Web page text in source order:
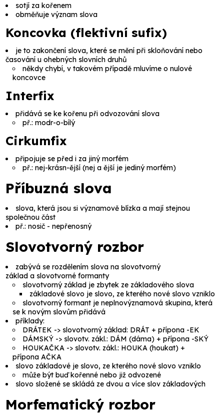
sotjí za kořenem
obměňuje význam slova
Koncovka (flektivní sufix)
je to zakončení slova, které se mění při skloňování nebo
časování u ohebných slovních druhů
někdy chybí, v takovém případě mluvíme onulové
koncovce
Interfix
přidává se ke kořenu při odvozování slova
př.:modr-o-bílý
Cirkumfix
připojuje se před i za jiný morfém
př.:nej-krásn-ější (nej aější je jediný morfém)
Příbuzná slova
slova, která jsou si významově blízka a mají stejnou
společnou část
př.:nosič -nepřenosný
Slovotvorný rozbor
zabývá se rozdělením slova na slovotvorný
základ a slovotvorné formanty
slovotvorný základ je zbytek ze základového slova
základové slovo je slovo, ze kterého nové slovo vzniklo
slovotvorný formant je neplnovýznamová skupina, která
se k novým slovům přidává
příklady:
DRÁTEK -> slovotvorný základ: DRÁT + přípona -EK
DÁMSKÝ -> slovotv. zákl.: DÁM (dáma) + přípona -SKÝ
HOUKAČKA -> slovotv. zákl.: HOUKA (houkat) +
příponaAČKA
slovo základové je slovo, ze kterého nové slovo vzniklo
může být buď kořenné nebo již odvozené
slovo složené se skládá ze dvou a více slov základových
Morfematický rozbor